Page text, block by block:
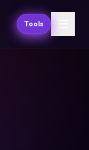
Tools